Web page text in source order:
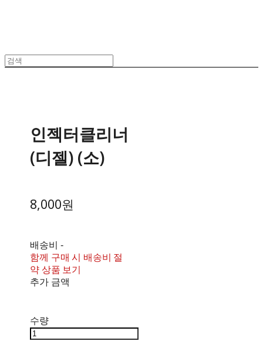
인젝터클리너
(디젤) (소)
8,000원
배송비 -
함께 구매 시 배송비 절
약 상품 보기
추가 금액
수량